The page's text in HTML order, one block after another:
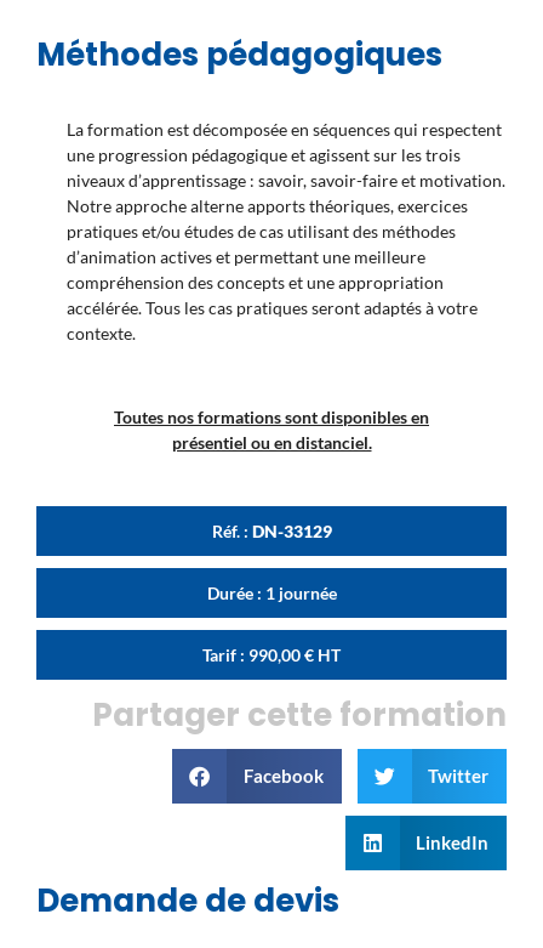
Méthodes pédagogiques
La formation est décomposée en séquences qui respectent
une progression pédagogique et agissent sur les trois
niveaux d’apprentissage : savoir, savoir-faire et motivation.
Notre approche alterne apports théoriques, exercices
pratiques et/ou études de cas utilisant des méthodes
d’animation actives et permettant une meilleure
compréhension des concepts et une appropriation
accélérée. Tous les cas pratiques seront adaptés à votre
contexte.
Toutes nos formations sont disponibles en
présentiel ou en distanciel.
Réf. : DN-33129
Durée : 1 journée
Tarif : 990,00€ HT
Partager cette formation
Facebook Twitter
LinkedIn
Demande de devis